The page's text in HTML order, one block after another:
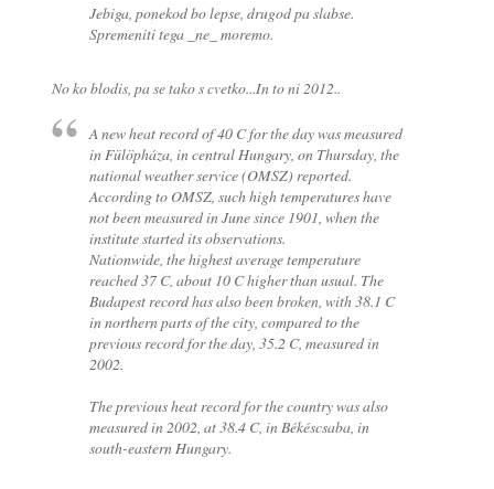
Jebiga, ponekod bo lepse, drugod pa slabse.
Spremeniti tega _ne_ moremo.
No ko blodis, pa se tako s cvetko...In to ni 2012..
A new heat record of 40 C for the day was measured
in Fülöpháza, in central Hungary, on Thursday, the
national weather service (OMSZ) reported.
According to OMSZ, such high temperatures have
not been measured in June since 1901, when the
institute started its observations.
Nationwide, the highest average temperature
reached 37 C, about 10 C higher than usual. The
Budapest record has also been broken, with 38.1 C
in northern parts of the city, compared to the
previous record for the day, 35.2 C, measured in
2002.
The previous heat record for the country was also
measured in 2002, at 38.4 C, in Békéscsaba, in
south-eastern Hungary.